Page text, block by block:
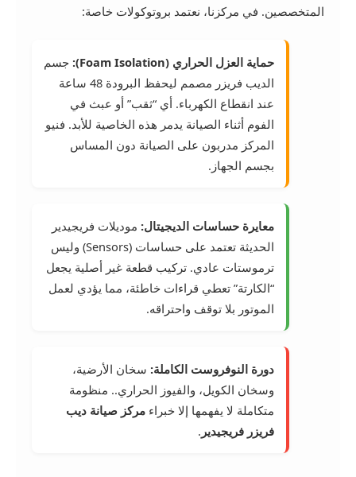
المتخصصين. في مركزنا، نعتمد بروتوكولات خاصة:
حماية العزل الحراري (Foam Isolation):
جسم
الديب فريزر مصمم ليحفظ البرودة 48 ساعة
عند انقطاع الكهرباء. أي “ثقب” أو عبث في
الفوم أثناء الصيانة يدمر هذه الخاصية للأبد. فنيو
المركز مدربون على الصيانة دون المساس
بجسم الجهاز.
معايرة حساسات الديجيتال: موديلات فريجيدير
الحديثة تعتمد على حساسات (Sensors) وليس
ترموستات عادي. تركيب قطعة غير أصلية يجعل
“الكارتة” تعطي قراءات خاطئة، مما يؤدي لعمل
الموتور بلا توقف واحتراقه.
دورة النوفروست الكاملة: سخان الأرضية،
وسخان الكويل، والفيوز الحراري.. منظومة
متكاملة لا يفهمها إلا خبراء مركز صيانة ديب
فريزر فريجيدير .